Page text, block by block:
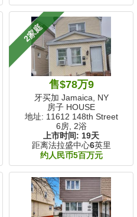
2家庭
售$78万9
牙买加 Jamaica, NY
房子 HOUSE
地址: 11612 148th Street
6房, 2浴
上市时间: 19天
距离法拉盛中心6英里
约人民币5百万元